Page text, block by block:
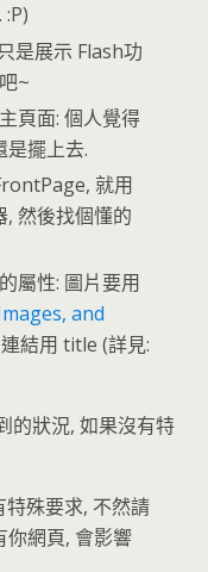
是展示 Flash功
~
頁面: 個人覺得
是擺上去.
就用
, 然後找個懂的
屬性: 圖片要用
and
結用 title (詳見:
的狀況, 如果沒有特
特殊要求, 不然請
你網頁, 會影響